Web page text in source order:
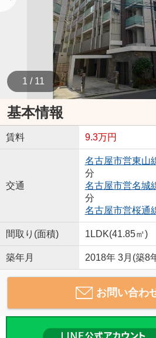
1 / 11
基本情報
賃料 9.3万円
交通
名古屋市営東山
分
名古屋市営名城
分
名古屋市営桜通
間取り(面積) 1LDK(41.85㎡)
築年月 2018年 3月(築8
お問い合わ